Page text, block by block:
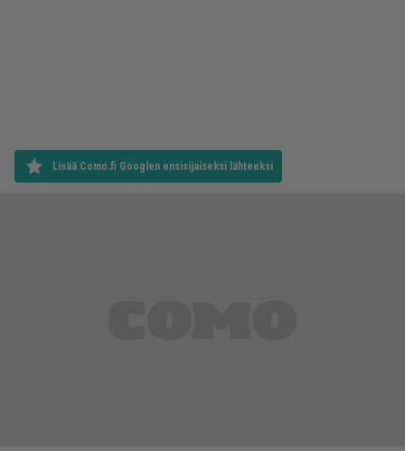
Lisää Como.fi Googlen ensisijaiseksi lähteeksi